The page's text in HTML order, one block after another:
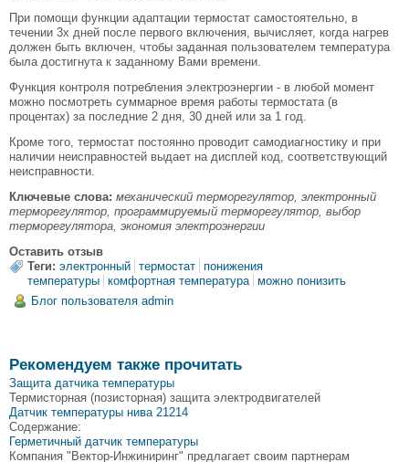
При помощи функции адаптации термостат самостоятельно, в
течении 3х дней после первого включения, вычисляет, когда нагрев
должен быть включен, чтобы заданная пользователем температура
была достигнута к заданному Вами времени.
Функция контроля потребления электроэнергии - в любой момент
можно посмотреть суммарное время работы термостата (в
процентах) за последние 2 дня, 30 дней или за 1 год.
Кроме того, термостат постоянно проводит самодиагностику и при
наличии неисправностей выдает на дисплей код, соответствующий
неисправности.
Ключевые слова: механический терморегулятор, электронный
терморегулятор, программируемый терморегулятор, выбор
терморегулятора, экономия электроэнергии
Оставить отзыв
Теги: электронный термостат понижения
температуры комфортная температура можно понизить
Блог пользователя admin
Рекомендуем также прочитать
Защита датчика температуры
Термисторная (позисторная) защита электродвигателей
Датчик температуры нива 21214
Содержание:
Герметичный датчик температуры
Компания "Вектор-Инжиниринг" предлагает своим партнерам